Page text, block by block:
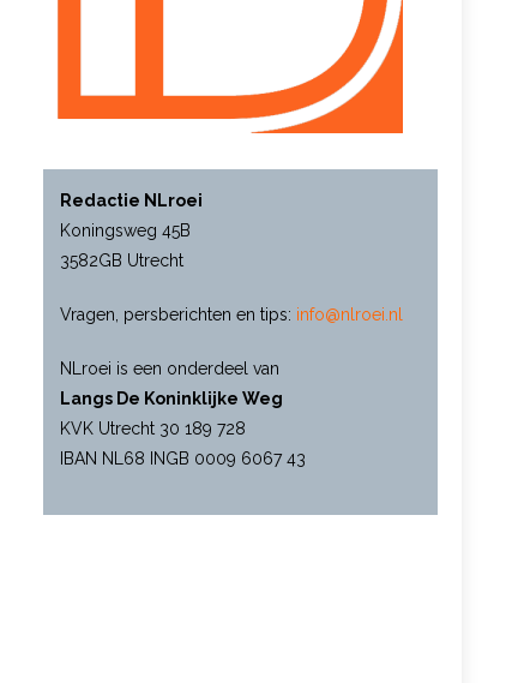
Redactie NLroei
Koningsweg 45B
3582GB Utrecht
Vragen, persberichten en tips: info@nlroei.nl
NLroei is een onderdeel van
Langs De Koninklijke Weg
KVK Utrecht 30 189 728
IBAN NL68 INGB 0009 6067 43